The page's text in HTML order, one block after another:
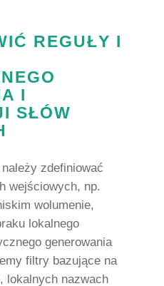
REGUŁY I
I
SŁÓW
zdefiniować
wejściowych, np.
wolumenie,
lokalnego
generowania
filtry bazujące na
lokalnych nazwach